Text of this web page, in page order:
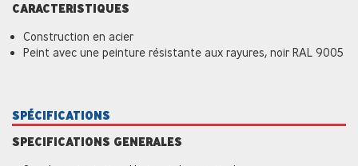
CARACTERISTIQUES
Construction en acier
Peint avec une peinture résistante aux rayures, noir RAL 9005
SPÉCIFICATIONS
SPECIFICATIONS GENERALES